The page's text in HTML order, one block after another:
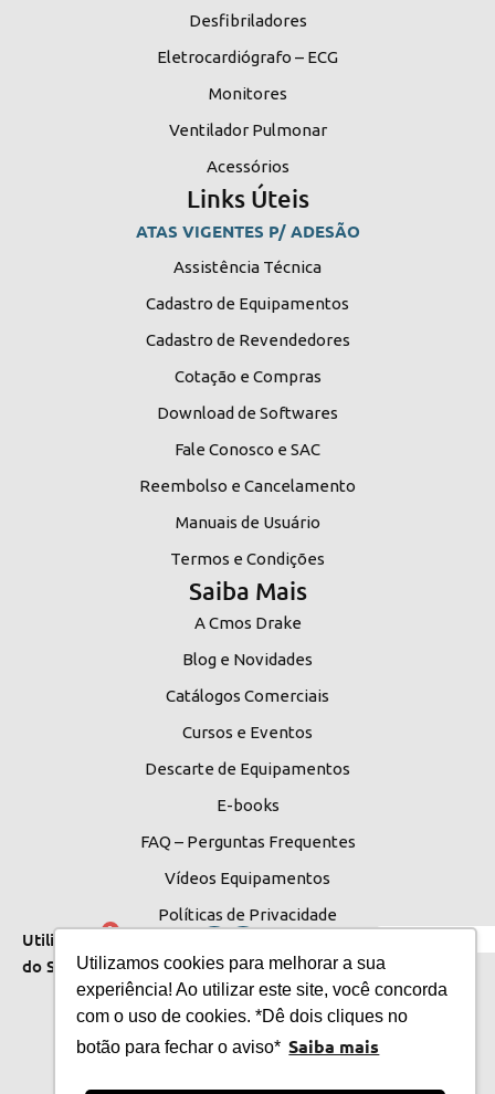
Utilizamos cookies para melhorar a sua
experiência! Ao utilizar este site, você concorda
com o uso de cookies. *Dê dois cliques no
botão para fechar o aviso* Saiba mais
Desfibriladores
Eletrocardiógrafo – ECG
Monitores
Ventilador Pulmonar
Acessórios
Links Úteis
ATAS VIGENTES P/ ADESÃO
Assistência Técnica
Cadastro de Equipamentos
Cadastro de Revendedores
Cotação e Compras
Download de Softwares
Fale Conosco e SAC
Reembolso e Cancelamento
Manuais de Usuário
Termos e Condições
Saiba Mais
A Cmos Drake
Blog e Novidades
Catálogos Comerciais
Cursos e Eventos
Descarte de Equipamentos
E-books
FAQ – Perguntas Frequentes
Vídeos Equipamentos
Políticas de Privacidade
Utilitários
do Site
0Idioma
do Site